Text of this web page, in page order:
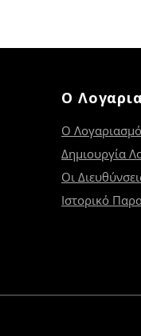
Ο
Ο
Δημιουργία
Οι
Ιστορικό